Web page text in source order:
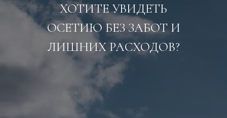
ХОТИТЕ УВИДЕТЬ
ОСЕТИЮ БЕЗ ЗАБОТ И
ЛИШНИХ РАСХОДОВ?